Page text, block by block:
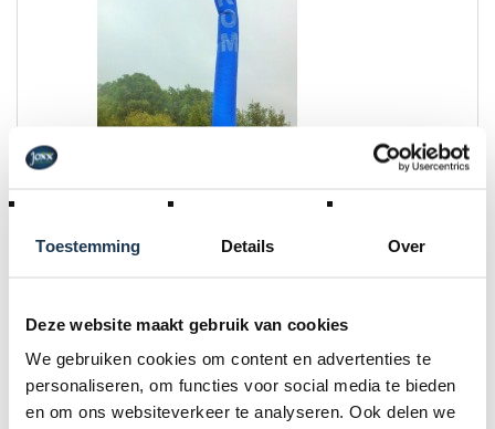
Toestemming Details Over
Deze website maakt gebruik van cookies
We gebruiken cookies om content en advertenties te
personaliseren, om functies voor social media te bieden
en om ons websiteverkeer te analyseren. Ook delen we
Blikvangers op uw feest